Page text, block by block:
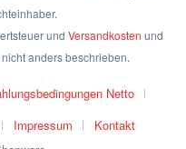
und Versandkosten und
anders beschrieben.
Netto
Impressum
Kontakt